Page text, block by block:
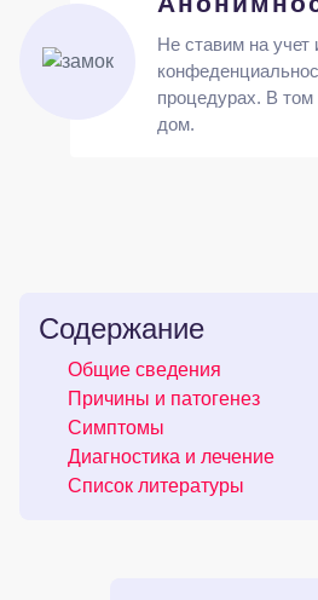
Не ставим на учет
процедурах. В
дом.
Содержание
Общие сведения
Причины и патогенез
Симптомы
Диагностика и лечение
Список литературы